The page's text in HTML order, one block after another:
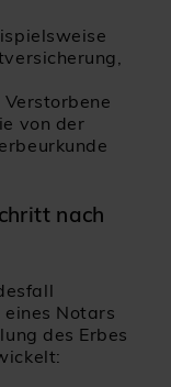
von der
nach
Notars
des Erbes